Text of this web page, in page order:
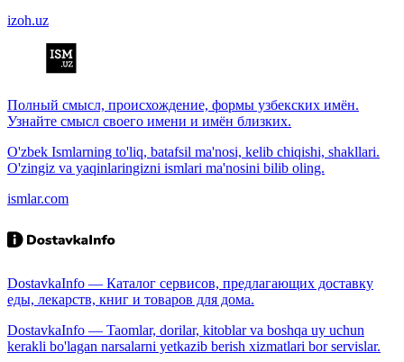
izoh.uz
Полный смысл, происхождение, формы узбекских имён.
Узнайте смысл своего имени и имён близких.
O'zbek Ismlarning to'liq, batafsil ma'nosi, kelib chiqishi, shakllari.
O'zingiz va yaqinlaringizni ismlari ma'nosini bilib oling.
ismlar.com
DostavkaInfo — Каталог сервисов, предлагающих доставку
еды, лекарств, книг и товаров для дома.
DostavkaInfo — Taomlar, dorilar, kitoblar va boshqa uy uchun
kerakli bo'lagan narsalarni yetkazib berish xizmatlari bor servislar.